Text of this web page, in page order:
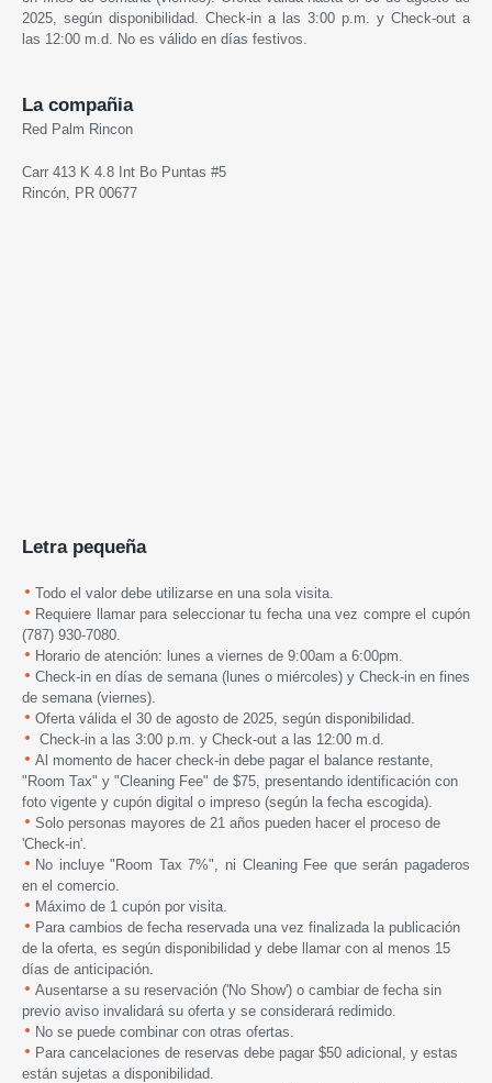
2025, según disponibilidad. Check-in a las 3:00 p.m. y Check-out a
las 12:00 m.d. No es válido en días festivos.
La compañia
Red Palm Rincon
Carr 413 K 4.8 Int Bo Puntas #5
Rincón, PR 00677
Letra pequeña
Todo el valor debe utilizarse en una sola visita.
Requiere llamar para seleccionar tu fecha una vez compre el cupón
(787) 930-7080.
Horario de atención: lunes a viernes de 9:00am a 6:00pm.
Check-in en días de semana (lunes o miércoles) y Check-in en fines
de semana (viernes).
Oferta válida el 30 de agosto de 2025, según disponibilidad.
Check-in a las 3:00 p.m. y Check-out a las 12:00 m.d.
Al momento de hacer check-in debe pagar el balance restante,
"Room Tax" y "Cleaning Fee" de $75, presentando identificación con
foto vigente y cupón digital o impreso (según la fecha escogida).
Solo personas mayores de 21 años pueden hacer el proceso de
'Check-in'.
No incluye "Room Tax 7%", ni Cleaning Fee que serán pagaderos
en el comercio.
Máximo de 1 cupón por visita.
Para cambios de fecha reservada una vez finalizada la publicación
de la oferta, es según disponibilidad y debe llamar con al menos 15
días de anticipación.
Ausentarse a su reservación ('No Show') o cambiar de fecha sin
previo aviso invalidará su oferta y se considerará redimido.
No se puede combinar con otras ofertas.
Para cancelaciones de reservas debe pagar $50 adicional, y estas
están sujetas a disponibilidad.